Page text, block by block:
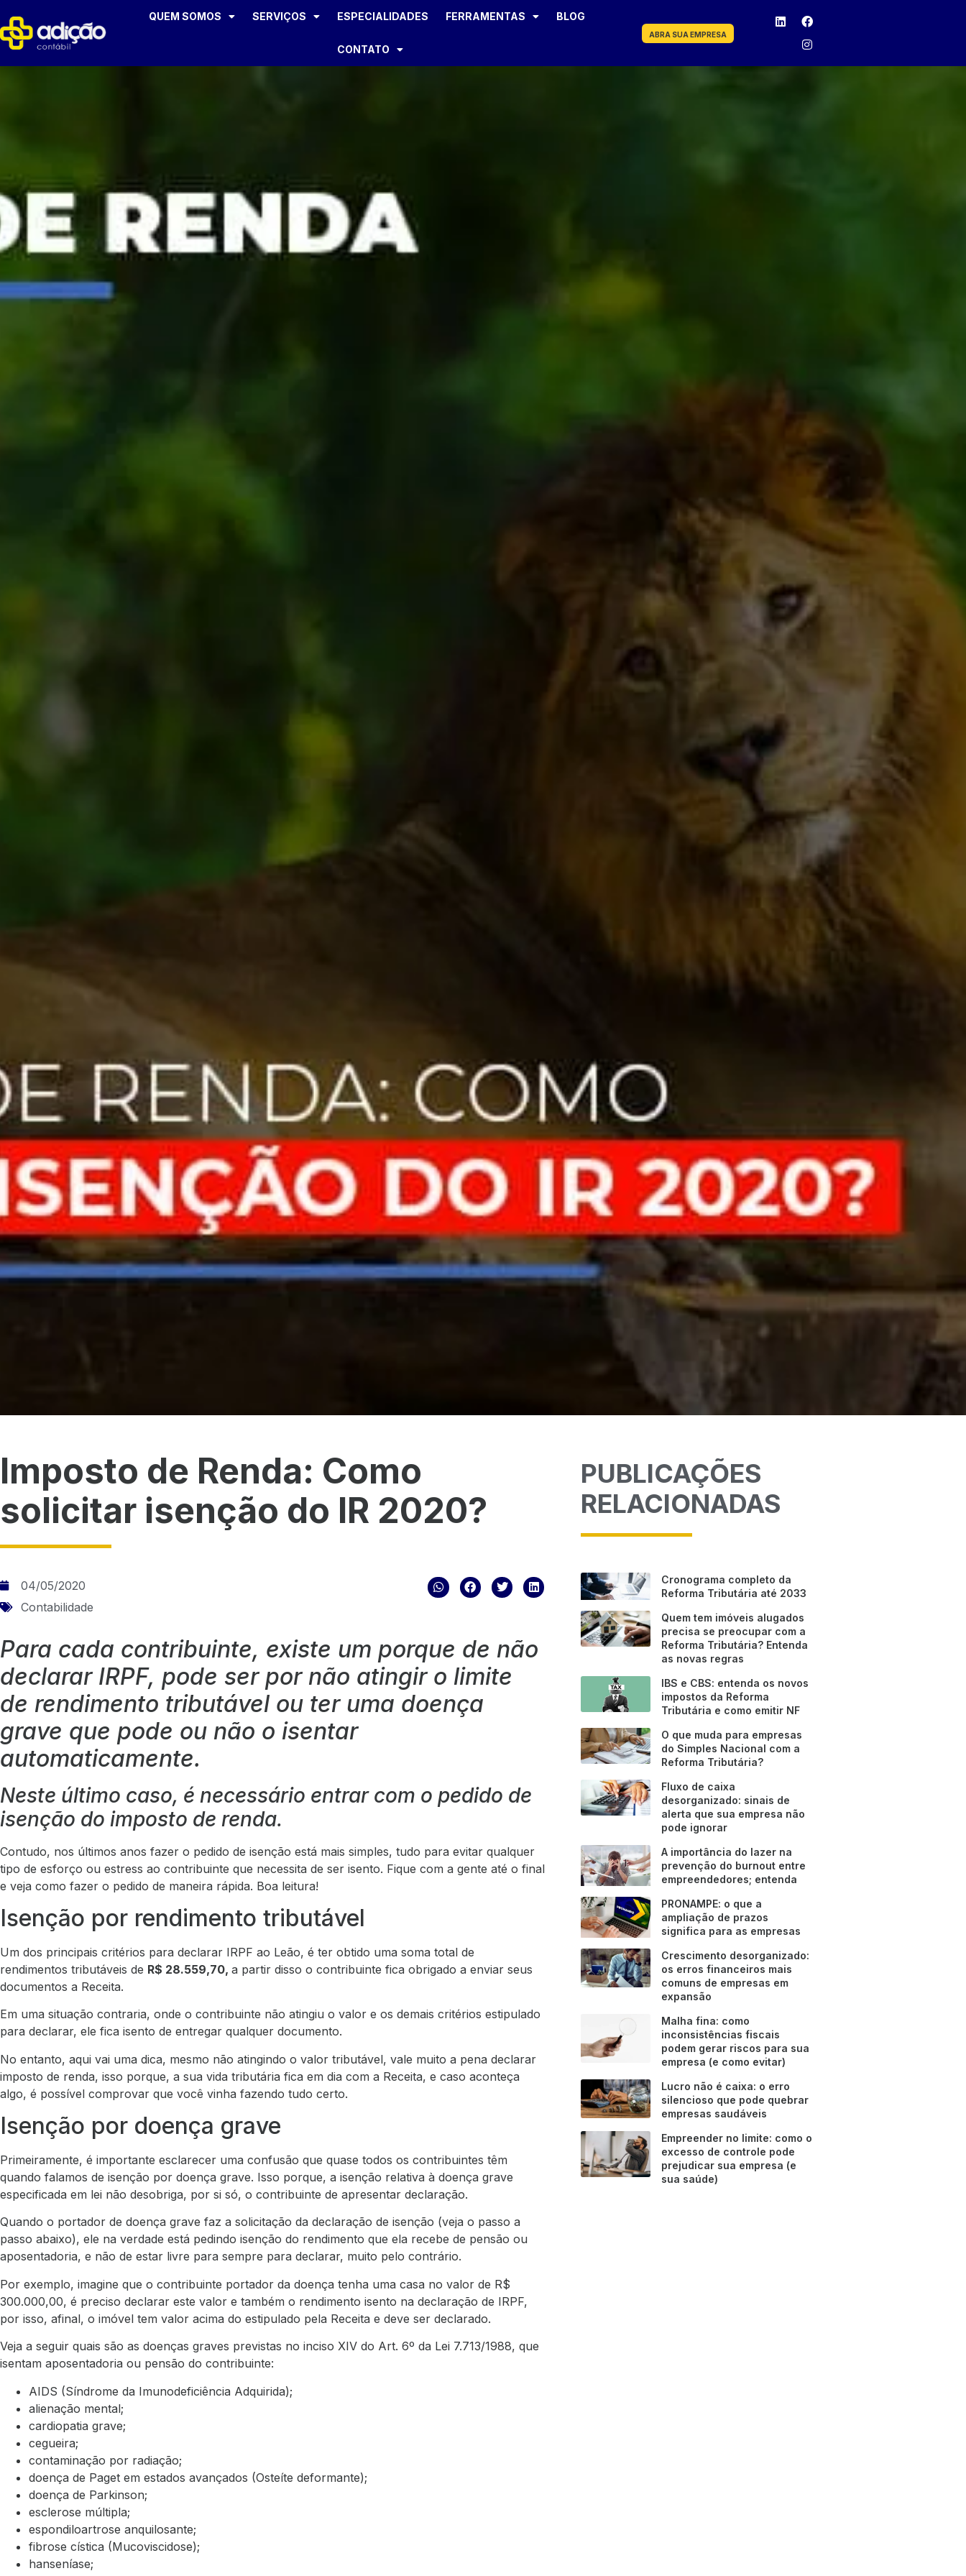
QUEM SOMOS SERVIÇOS ESPECIALIDADES FERRAMENTAS BLOG
CONTATO
ABRA SUA EMPRESA
Imposto de Renda: Como
solicitar isenção do IR 2020?
04/05/2020
Contabilidade
Para cada contribuinte, existe um porque de não
declarar IRPF, pode ser por não atingir o limite
de rendimento tributável ou ter uma doença
grave que pode ou não o isentar
automaticamente.
Neste último caso, é necessário entrar com o pedido de
isenção do imposto de renda.
Contudo, nos últimos anos fazer o pedido de isenção está mais simples, tudo para evitar qualquer
tipo de esforço ou estress ao contribuinte que necessita de ser isento. Fique com a gente até o final
e veja como fazer o pedido de maneira rápida. Boa leitura!
Isenção por rendimento tributável
Um dos principais critérios para declarar IRPF ao Leão, é ter obtido uma soma total de
rendimentos tributáveis de R$ 28.559,70, a partir disso o contribuinte fica obrigado a enviar seus
documentos a Receita.
Em uma situação contraria, onde o contribuinte não atingiu o valor e os demais critérios estipulado
para declarar, ele fica isento de entregar qualquer documento.
No entanto, aqui vai uma dica, mesmo não atingindo o valor tributável, vale muito a pena declarar
imposto de renda, isso porque, a sua vida tributária fica em dia com a Receita, e caso aconteça
algo, é possível comprovar que você vinha fazendo tudo certo.
Isenção por doença grave
Primeiramente, é importante esclarecer uma confusão que quase todos os contribuintes têm
quando falamos de isenção por doença grave. Isso porque, a isenção relativa à doença grave
especificada em lei não desobriga, por si só, o contribuinte de apresentar declaração.
Quando o portador de doença grave faz a solicitação da declaração de isenção (veja o passo a
passo abaixo), ele na verdade está pedindo isenção do rendimento que ela recebe de pensão ou
aposentadoria, e não de estar livre para sempre para declarar, muito pelo contrário.
Por exemplo, imagine que o contribuinte portador da doença tenha uma casa no valor de R$
300.000,00, é preciso declarar este valor e também o rendimento isento na declaração de IRPF,
por isso, afinal, o imóvel tem valor acima do estipulado pela Receita e deve ser declarado.
Veja a seguir quais são as doenças graves previstas no inciso XIV do Art. 6º da Lei 7.713/1988, que
isentam aposentadoria ou pensão do contribuinte:
AIDS (Síndrome da Imunodeficiência Adquirida);
alienação mental;
cardiopatia grave;
cegueira;
contaminação por radiação;
doença de Paget em estados avançados (Osteíte deformante);
doença de Parkinson;
esclerose múltipla;
espondiloartrose anquilosante;
fibrose cística (Mucoviscidose);
hanseníase;
PUBLICAÇÕES
RELACIONADAS
Cronograma completo da
Reforma Tributária até 2033
Quem tem imóveis alugados
precisa se preocupar com a
Reforma Tributária? Entenda
as novas regras
IBS e CBS: entenda os novos
impostos da Reforma
Tributária e como emitir NF
O que muda para empresas
do Simples Nacional com a
Reforma Tributária?
Fluxo de caixa
desorganizado: sinais de
alerta que sua empresa não
pode ignorar
A importância do lazer na
prevenção do burnout entre
empreendedores; entenda
PRONAMPE: o que a
ampliação de prazos
significa para as empresas
Crescimento desorganizado:
os erros financeiros mais
comuns de empresas em
expansão
Malha fina: como
inconsistências fiscais
podem gerar riscos para sua
empresa (e como evitar)
Lucro não é caixa: o erro
silencioso que pode quebrar
empresas saudáveis
Empreender no limite: como o
excesso de controle pode
prejudicar sua empresa (e
sua saúde)